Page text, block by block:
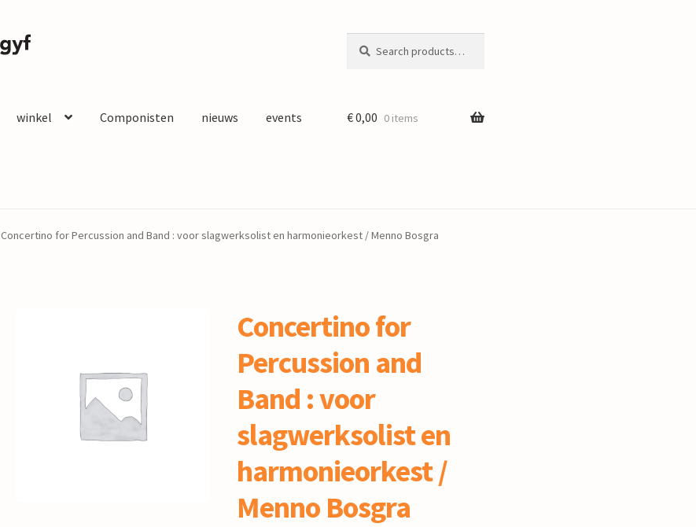
for:
winkel Componisten nieuws events €0,00 0 items
Concertino for Percussion and Band : voor slagwerksolist en harmonieorkest / Menno Bosgra
Concertino for
Percussion and
Band : voor
slagwerksolist en
harmonieorkest /
Menno Bosgra